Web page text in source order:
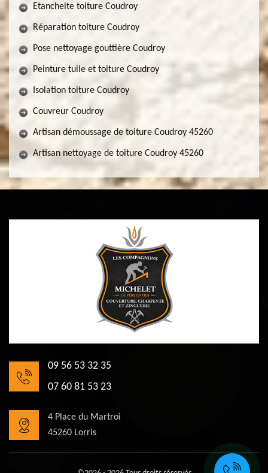
Etancheite toiture Coudroy
Réparation toiture Coudroy
Pose nettoyage gouttière Coudroy
Peinture tuile et toiture Coudroy
Isolation toiture Coudroy
Couvreur Coudroy
Artisan démoussage de toiture Coudroy 45260
Artisan nettoyage de toiture Coudroy 45260
09 56 53 32 35
07 60 81 53 23
4 Place du Martroi
45260 Lorris